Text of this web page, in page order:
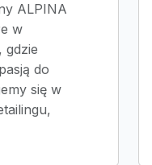
ALPINA
w
gdzie
do
się w